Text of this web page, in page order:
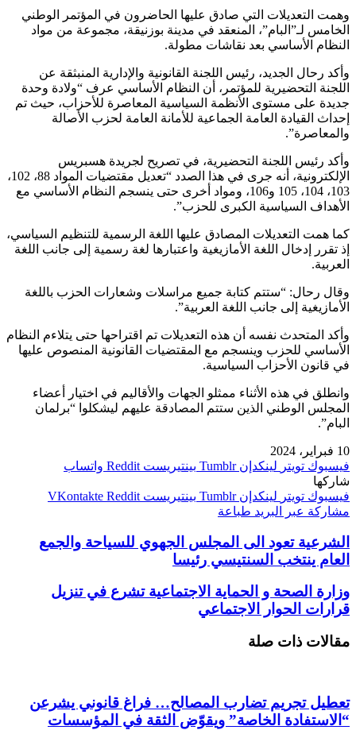
وهمت التعديلات التي صادق عليها الحاضرون في المؤتمر الوطني
الخامس لـ”البام”، المنعقد في مدينة بوزنيقة، مجموعة من مواد
النظام الأساسي بعد نقاشات مطولة.
وأكد رحال الجديد، رئيس اللجنة القانونية والإدارية المنبثقة عن
اللجنة التحضيرية للمؤتمر، أن النظام الأساسي عرف “ولادة وحدة
جديدة على مستوى الأنظمة السياسية المعاصرة للأحزاب، حيث تم
إحداث القيادة العامة الجماعية للأمانة العامة لحزب الأصالة
والمعاصرة”.
وأكد رئيس اللجنة التحضيرية، في تصريح لجريدة هسبريس
الإلكترونية، أنه جرى في هذا الصدد “تعديل مقتضيات المواد 88، 102،
103، 104، 105 و106، ومواد أخرى حتى ينسجم النظام الأساسي مع
الأهداف السياسية الكبرى للحزب”.
كما همت التعديلات المصادق عليها اللغة الرسمية للتنظيم السياسي،
إذ تقرر إدخال اللغة الأمازيغية واعتبارها لغة رسمية إلى جانب اللغة
العربية.
وقال رحال: “ستتم كتابة جميع مراسلات وشعارات الحزب باللغة
الأمازيغية إلى جانب اللغة العربية”.
وأكد المتحدث نفسه أن هذه التعديلات تم اقتراحها حتى يتلاءم النظام
الأساسي للحزب وينسجم مع المقتضيات القانونية المنصوص عليها
في قانون الأحزاب السياسية.
وانطلق في هذه الأثناء ممثلو الجهات والأقاليم في اختيار أعضاء
المجلس الوطني الذين ستتم المصادقة عليهم ليشكلوا “برلمان
البام”.
10 فبراير، 2024
فيسبوك تويتر لينكدإن بينتيريست
واتساب
شاركها
فيسبوك تويتر لينكدإن بينتيريست
مشاركة عبر البريد طباعة
الشرعية تعود الى المجلس الجهوي للسياحة والجمع
العام ينتخب السنتيسي رئيسا
وزارة الصحة و الحماية الاجتماعية تشرع في تنزيل
قرارات الحوار الاجتماعي
مقالات ذات صلة
تعطيل تجريم تضارب المصالح… فراغ قانوني يشرعن
“الاستفادة الخاصة” ويقوّض الثقة في المؤسسات